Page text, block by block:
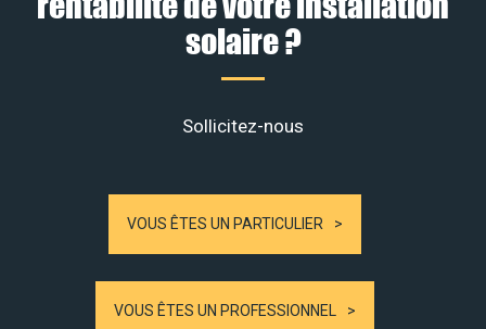
solaire ?
Sollicitez-nous
VOUS ÊTES UN PARTICULIER
VOUS ÊTES UN PROFESSIONNEL